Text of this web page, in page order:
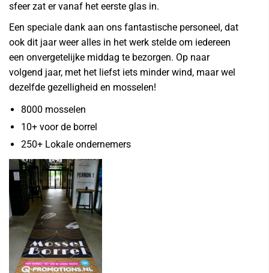
sfeer zat er vanaf het eerste glas in.
Een speciale dank aan ons fantastische personeel, dat
ook dit jaar weer alles in het werk stelde om iedereen
een onvergetelijke middag te bezorgen. Op naar
volgend jaar, met het liefst iets minder wind, maar wel
dezelfde gezelligheid en mosselen!
8000 mosselen
10+ voor de borrel
250+ Lokale ondernemers